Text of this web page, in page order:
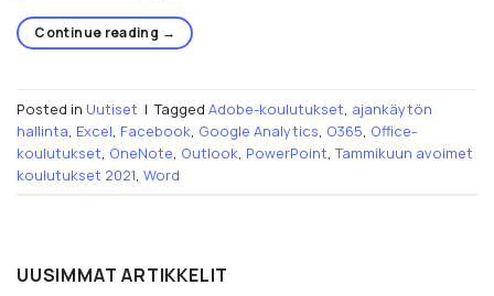
Continue reading →
Posted in Uutiset | Tagged Adobe-koulutukset, ajankäytön
hallinta, Excel, Facebook, Google Analytics, O365, Office-
koulutukset, OneNote, Outlook, PowerPoint,Tammikuun avoimet
koulutukset 2021, Word
UUSIMMAT ARTIKKELIT